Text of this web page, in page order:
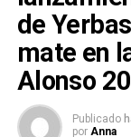
de
mate en
Alonso
Publicado
por Anna